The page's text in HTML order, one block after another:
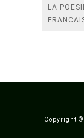
LA
Copyright